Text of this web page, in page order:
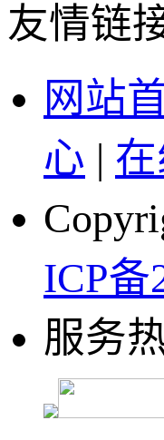
友情链
网站
心 |
ICP备
服务